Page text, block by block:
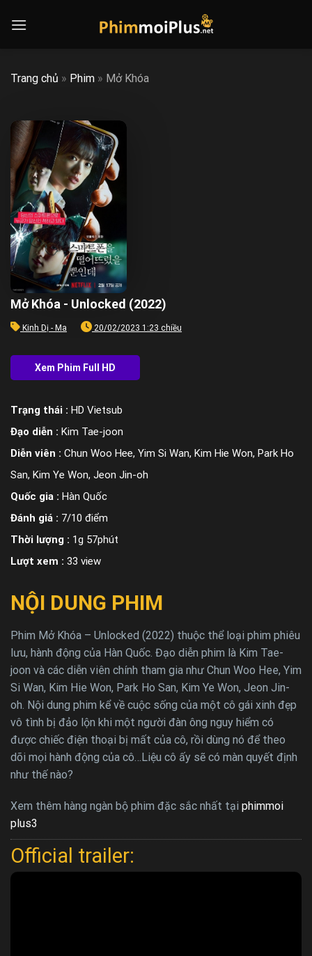
Trang chủ » Phim » Mở Khóa
Mở Khóa - Unlocked (2022)
Kinh Dị - Ma 20/02/2023 1:23 chiều
Trạng thái : HD Vietsub
Đạo diễn : Kim Tae-joon
Diễn viên : Chun Woo Hee, Yim Si Wan, Kim Hie Won, Park Ho
San, Kim Ye Won, Jeon Jin-oh
Quốc gia : Hàn Quốc
Đánh giá : 7/10 điểm
Thời lượng : 1g 57phút
Lượt xem : 33 view
NỘI DUNG PHIM
Phim Mở Khóa – Unlocked (2022) thuộc thể loại phim phiêu
lưu, hành động của Hàn Quốc. Đạo diễn phim là Kim Tae-
joon và các diễn viên chính tham gia như Chun Woo Hee, Yim
Si Wan, Kim Hie Won, Park Ho San, Kim Ye Won, Jeon Jin-
oh. Nội dung phim kể về cuộc sống của một cô gái xinh đẹp
vô tình bị đảo lộn khi một người đàn ông nguy hiểm có
được chiếc điện thoại bị mất của cô, rồi dùng nó để theo
dõi mọi hành động của cô…Liệu cô ấy sẽ có màn quyết định
như thế nào?
Xem thêm hàng ngàn bộ phim đặc sắc nhất tại phimmoi
plus3
Official trailer: